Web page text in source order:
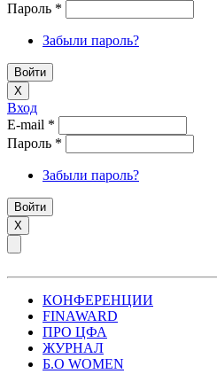
Пароль *
Забыли пароль?
X
Вход
E-mail *
Пароль *
Забыли пароль?
X
КОНФЕРЕНЦИИ
FINAWARD
ПРО ЦФА
ЖУРНАЛ
Б.О WOMEN